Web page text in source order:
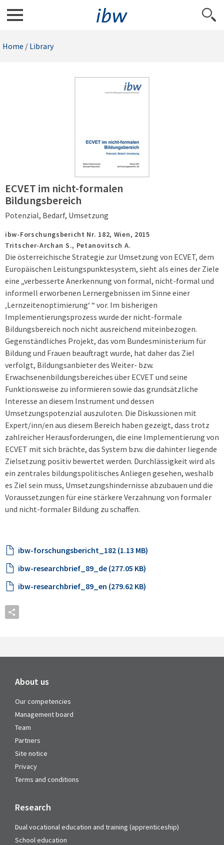
Home / Library
ECVET im nicht-formalen
Bildungsbereich
Potenzial, Bedarf, Umsetzung
ibw-Forschungsbericht Nr. 182, Wien, 2015
Tritscher-Archan S., Petanovitsch A.
Die österreichische Strategie zur Umsetzung von ECVET, dem
Europäischen Leistungspunktesystem, sieht als eines der Ziele
eine „verbesserte Anerkennung von formal, nicht-formal und
informell erworbenen Lernergebnissen im Sinne einer
‚Lernzeitenoptimierung‘ “ vor. Im bisherigen
Implementierungsprozess wurde der nicht-formale
Bildungsbereich noch nicht ausreichend miteinbezogen.
Gegenständliches Projekt, das vom Bundesministerium für
Bildung und Frauen beauftragt wurde, hat daher das Ziel
verfolgt, Bildungsanbieter des Weiter- bzw.
Erwachsenenbildungsbereiches über ECVET und seine
Funktionsweise zu informieren sowie das grundsätzliche
Interesse an diesem Instrument und dessen
Umsetzungspotenzial auszuloten. Die Diskussionen mit
Expert/inn/en aus diesem Bereich haben gezeigt, dass trotz
zahlreicher Herausforderungen, die eine Implementierung von
ECVET mit sich brächte, das System bzw. die dahinter liegende
Zielsetzung positiv bewertet werden. Durchlässigkeit wird als
ein zentrales bildungspolitisches Anliegen gesehen, weshalb
es Ziel sein muss, Umsetzungshindernisse abzubauen und die
Voraussetzungen für eine stärkere Verzahnung von formaler
und nicht-formaler Bildung zu schaffen.
ibw-forschungsbericht_182 (1.13 MB)
ibw-researchbrief_89_de (277.05 KB)
ibw-researchbrief_89_en (279.62 KB)
About us
Our competencies
Management board
Team
Partners
Site notice
Privacy
Terms and conditions
Research
Dual vocational education and training (apprenticeship)
School education